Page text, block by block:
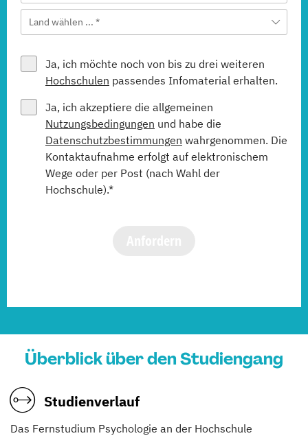
Land wählen ... *
Ja, ich möchte noch von bis zu drei weiteren
Hochschulen passendes Infomaterial erhalten.
Ja, ich akzeptiere die allgemeinen
Nutzungsbedingungen und habe die
Datenschutzbestimmungen wahrgenommen. Die
Kontaktaufnahme erfolgt auf elektronischem
Wege oder per Post (nach Wahl der
Hochschule).*
Überblick über den Studiengang
Studienverlauf
Das Fernstudium Psychologie an der Hochschule